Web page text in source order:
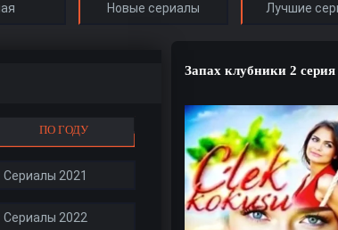
Новые сериалы Лучшие
ПО ГОДУ
Сериалы 2021
Сериалы 2022
Запах клубники 2